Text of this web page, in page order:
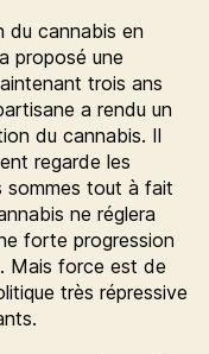
du cannabis en
proposé une
trois ans
a rendu un
du cannabis. Il
regarde les
sommes tout à fait
ne réglera
forte progression
Mais force est de
très répressive